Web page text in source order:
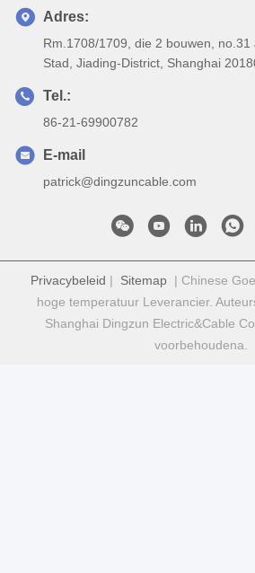
Adres:
Rm.1708/1709, die 2 bouwen,
Stad, Jiading-District, Shanghai
Tel.:
86-21-69900782
E-mail
patrick@dingzuncable.com
Privacybeleid | Sitemap| Chinese
hoge temperatuur Leverancier.
Shanghai Dingzun Electric&Cable
voorbehoudena.